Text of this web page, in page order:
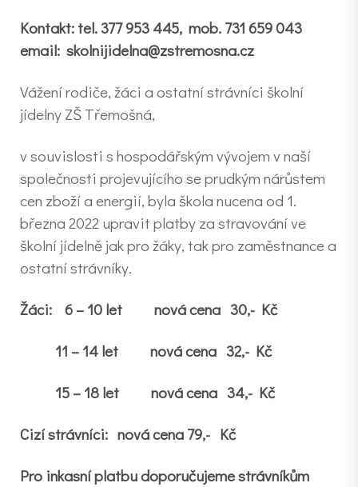
Kontakt: tel. 377 953 445, mob. 731 659 043
email: skolnijidelna@zstremosna.cz
Vážení rodiče, žáci a ostatní strávníci školní
jídelny ZŠ Třemošná,
v souvislosti s hospodářským vývojem v naší
společnosti projevujícího se prudkým nárůstem
cen zboží a energií, byla škola nucena od 1.
března 2022 upravit platby za stravování ve
školní jídelně jak pro žáky, tak pro zaměstnance a
ostatní strávníky.
Žáci: 6 – 10 let nová cena 30,- Kč
11 – 14 let nová cena 32,- Kč
15 – 18 let nová cena 34,- Kč
Cizí strávníci: nová cena 79,- Kč
Pro inkasní platbu doporučujeme strávníkům